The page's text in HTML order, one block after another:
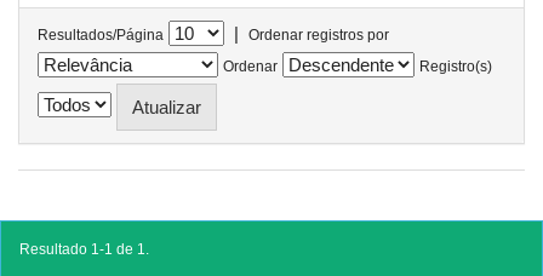
Resultados/Página |
Ordenar registros por
Ordenar
Registro(s)
Resultado 1-1 de 1.